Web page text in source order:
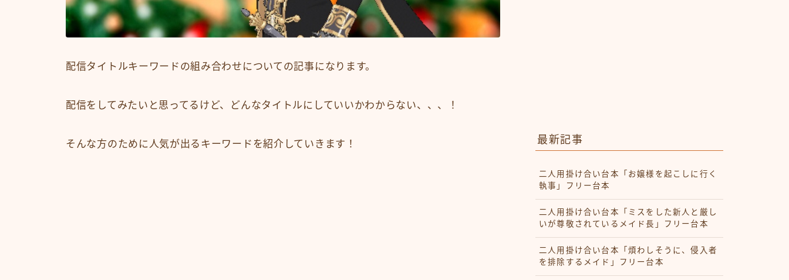
配信タイトルキーワードの組み合わせについての記事になります。
配信をしてみたいと思ってるけど、どんなタイトルにしていいかわからない、、、！
そんな方のために人気が出るキーワードを紹介していきます！ 最新記事
二人用掛け合い台本「お嬢様を起こしに行く
執事」フリー台本
二人用掛け合い台本「ミスをした新人と厳し
いが尊敬されているメイド長」フリー台本
二人用掛け合い台本「煩わしそうに、侵入者
を排除するメイド」フリー台本